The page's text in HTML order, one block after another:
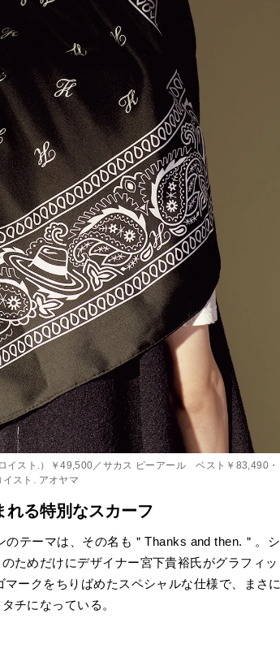
イスト.）￥49,500／サカス ピーアール ベスト￥83,490・
スト. アオヤマ
れる特別なスカーフ
テーマは、その名も＂Thanks and then.＂。シ
ためだけにデザイナー宮下貴裕氏がグラフィッ
ークをちりばめたスペシャルな仕様で、まさに
チになっている。